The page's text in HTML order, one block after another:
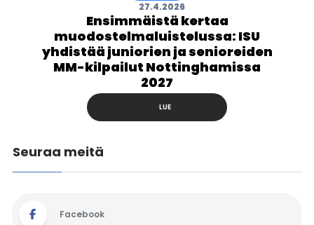
27.4.2026
Ensimmäistä kertaa
muodostelmaluistelussa: ISU
yhdistää juniorien ja senioreiden
MM-kilpailut Nottinghamissa
2027
LUE
Seuraa meitä
Facebook